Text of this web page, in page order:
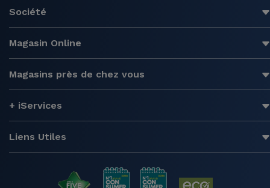
Société
Magasin Online
Magasins près de chez vous
+ iServices
Liens Utiles